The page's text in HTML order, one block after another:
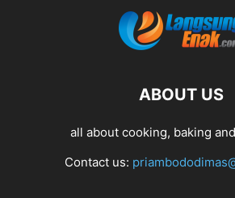
ABOUT US
all about cooking, baking
Contact us: